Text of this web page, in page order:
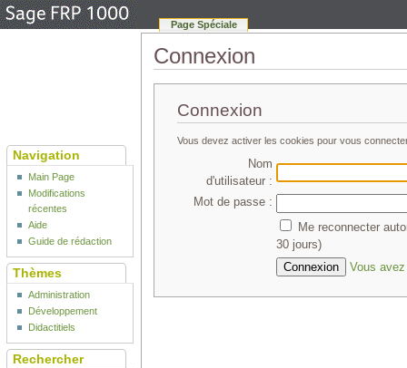
Connexion
Connexion
Vous devez activer les cookies pour vous
Nom
d'utilisateur :
Mot de passe :
Me reconnecter
30 jours)
Vous
Page Spéciale
Navigation
Main Page
Modifications
récentes
Aide
Guide de rédaction
Thèmes
Administration
Développement
Didactitiels
Rechercher